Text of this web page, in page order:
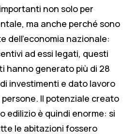
non solo per
ma anche perché sono
dell’economia nazionale:
ad essi legati, questi
hanno generato più di 28
investimenti e dato lavoro
persone. Il potenziale creato
edilizio è quindi enorme: si
le abitazioni fossero